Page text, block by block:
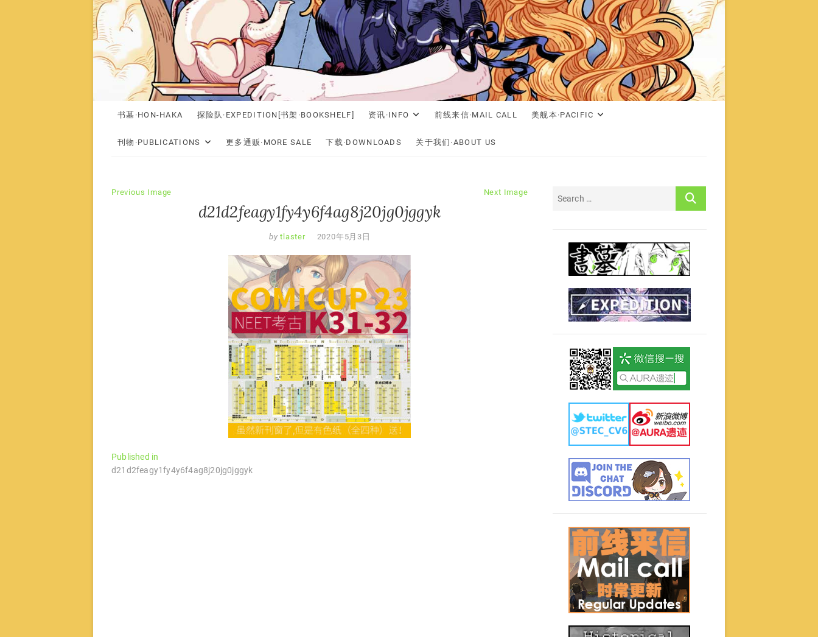
书墓·HON-HAKA 探险队·EXPEDITION[书架·BOOKSHELF] 资讯·INFO 前线来信·MAIL CALL 美舰本·PACIFIC
刊物·PUBLICATIONS 更多通贩·MORE SALE 下载·DOWNLOADS 关于我们·ABOUT US
Previous Image Next Image
d21d2feagy1fy4y6f4ag8j20jg0jggyk
by tlaster 2020年5月3日
文
章
Published in
d21d2feagy1fy4y6f4ag8j20jg0jggyk